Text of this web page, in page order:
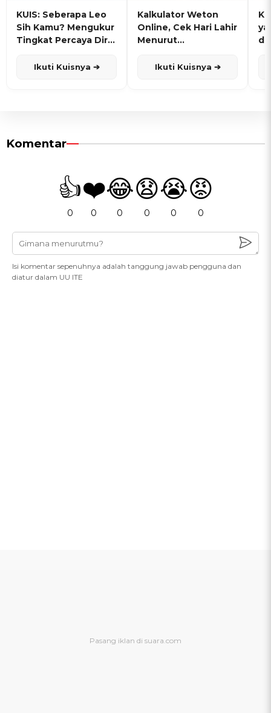
KUIS: Seberapa Leo
Sih Kamu? Mengukur
Tingkat Percaya Diri
Ikuti Kuisnya ➔
Kalkulator Weton
Online, Cek Hari Lahir
Menurut
Ikuti Kuisnya ➔
Komentar
👍
0
❤️
0
😂
0
😧
0
😭
0
😡
0
Isi komentar sepenuhnya adalah tanggung jawab pengguna dan
diatur dalam UU ITE